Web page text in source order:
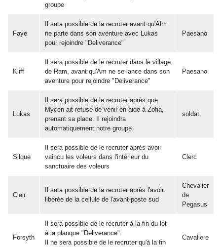
groupe
Faye
Il sera possible de la recruter avant qu'Alm
ne parte dans son aventure avec Lukas
pour rejoindre "Deliverance"
Paesano
Kliff
Il sera possible de le recruter dans le village
de Ram, avant qu'Am ne se lance dans son
aventure pour rejoindre "Deliverance"
Paesano
Lukas
Il sera possible de le recruter après que
Mycen ait refusé de venir en aide à Zofia,
prenant sa place. Il rejoindra
automatiquement notre groupe
soldat
Silque
Il sera possible de le recruter après avoir
vaincu les voleurs dans l'intérieur du
sanctuaire des voleurs
Clerc
Clair
Il sera possible de la recruter après l'avoir
libérée de la cellule de l'avant-poste sud
Chevalier
de
Pegasus
Forsyth
Il sera possible de le recruter à la fin du lot
à la planque "Deliverance".
Il ne sera possible de le recruter qu'à la fin
Cavaliere